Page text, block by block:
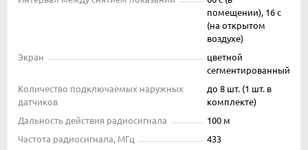
помещении), 16 с
(на открытом
воздухе)
Экран
цветной
сегментированный
Количество подключаемых наружных
датчиков
до 8 шт. (1 шт. в
комплекте)
Дальность действия радиосигнала
100 м
Частота радиосигнала, МГц
433